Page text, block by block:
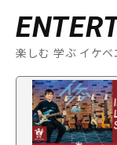
楽しむ 学ぶ イケ